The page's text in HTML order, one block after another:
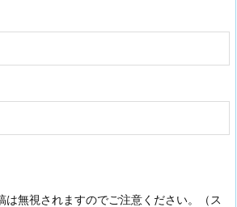
は無視されますのでご注意ください。（ス